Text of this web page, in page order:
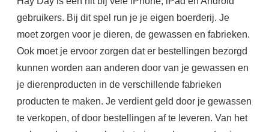
gebruikers. Bij dit spel run je je eigen boerderij. Je
moet zorgen voor je dieren, de gewassen en fabrieken.
Ook moet je ervoor zorgen dat er bestellingen bezorgd
kunnen worden aan anderen door van je gewassen en
je dierenproducten in de verschillende fabrieken
producten te maken. Je verdient geld door je gewassen
te verkopen, of door bestellingen af te leveren. Van het